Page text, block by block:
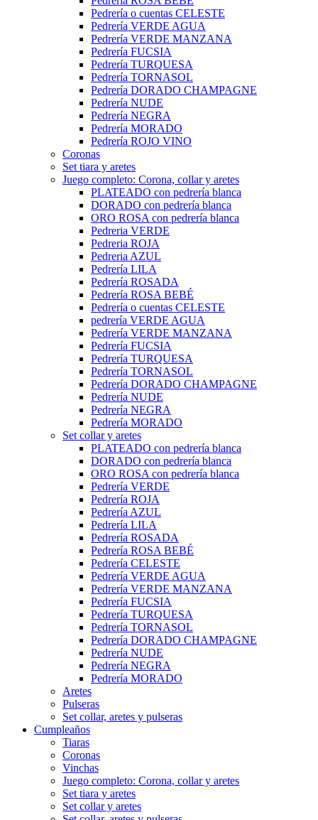
Pedrería o cuentas CELESTE
Pedrería VERDE AGUA
Pedrería VERDE MANZANA
Pedrería FUCSIA
Pedrería TURQUESA
Pedrería TORNASOL
Pedrería DORADO CHAMPAGNE
Pedrería NUDE
Pedrería NEGRA
Pedrería MORADO
Pedrería ROJO VINO
Coronas
Set tiara y aretes
Juego completo: Corona, collar y aretes
PLATEADO con pedrería blanca
DORADO con pedrería blanca
ORO ROSA con pedrería blanca
Pedreria VERDE
Pedreria ROJA
Pedreria AZUL
Pedrería LILA
Pedrería ROSADA
Pedrería ROSA BEBÉ
Pedrería o cuentas CELESTE
pedrería VERDE AGUA
Pedrería VERDE MANZANA
Pedrería FUCSIA
Pedrería TURQUESA
Pedrería TORNASOL
Pedrería DORADO CHAMPAGNE
Pedrería NUDE
Pedrería NEGRA
Pedrería MORADO
Set collar y aretes
PLATEADO con pedrería blanca
DORADO con pedrería blanca
ORO ROSA con pedrería blanca
Pedrería VERDE
Pedrería ROJA
Pedrería AZUL
Pedrería LILA
Pedrería ROSADA
Pedrería ROSA BEBÉ
Pedrería CELESTE
Pedrería VERDE AGUA
Pedrería VERDE MANZANA
Pedrería FUCSIA
Pedrería TURQUESA
Pedrería TORNASOL
Pedrería DORADO CHAMPAGNE
Pedrería NUDE
Pedrería NEGRA
Pedrería MORADO
Aretes
Pulseras
Set collar, aretes y pulseras
Cumpleaños
Tiaras
Coronas
Vinchas
Juego completo: Corona, collar y aretes
Set tiara y aretes
Set collar y aretes